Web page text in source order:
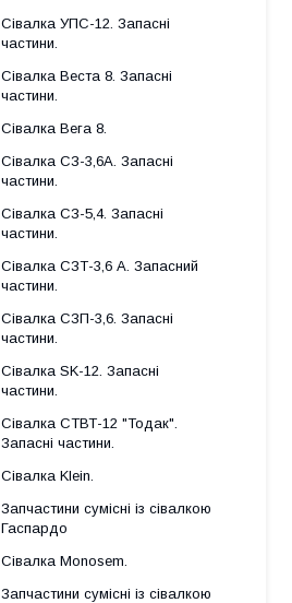
Сівалка УПС-12. Запасні
частини.
Сівалка Веста 8. Запасні
частини.
Сівалка Вега 8.
Сівалка СЗ-3,6А. Запасні
частини.
Сівалка СЗ-5,4. Запасні
частини.
Сівалка СЗТ-3,6 А. Запасний
частини.
Сівалка СЗП-3,6. Запасні
частини.
Сівалка SK-12. Запасні
частини.
Сівалка СТВТ-12 "Тодак".
Запасні частини.
Сівалка Klein.
Запчастини сумісні із сівалкою
Гаспардo
Сівалка Monosem.
Запчастини сумісні із сівалкою